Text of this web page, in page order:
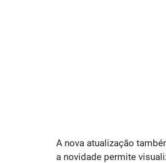
A nova atualização
a novidade permite